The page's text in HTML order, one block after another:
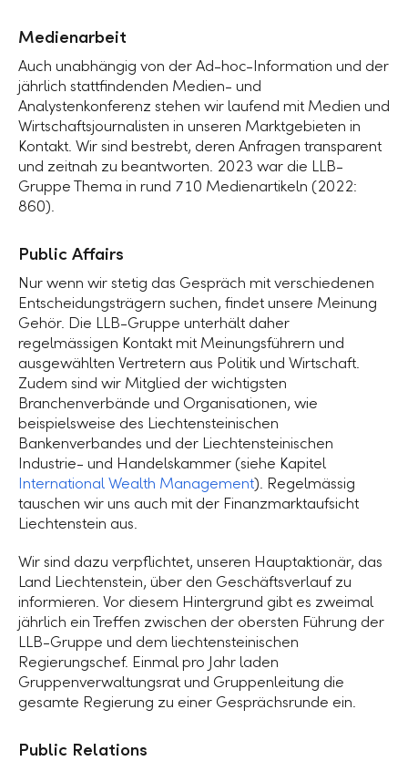
Medienarbeit
Auch unabhängig von der Ad-hoc-Information und der
jährlich stattfindenden Medien- und
Analystenkonferenz stehen wir laufend mit Medien und
Wirtschaftsjournalisten in unseren Marktgebieten in
Kontakt. Wir sind bestrebt, deren Anfragen transparent
und zeitnah zu beantworten. 2023 war die LLB-
Gruppe Thema in rund 710 Medienartikeln (2022:
860).
Public Affairs
Nur wenn wir stetig das Gespräch mit verschiedenen
Entscheidungsträgern suchen, findet unsere Meinung
Gehör. Die LLB-Gruppe unterhält daher
regelmässigen Kontakt mit Meinungsführern und
ausgewählten Vertretern aus Politik und Wirtschaft.
Zudem sind wir Mitglied der wichtigsten
Branchenverbände und Organisationen, wie
beispielsweise des Liechtensteinischen
Bankenverbandes und der Liechtensteinischen
Industrie- und Handelskammer (siehe Kapitel
International Wealth Management). Regelmässig
tauschen wir uns auch mit der Finanzmarktaufsicht
Liechtenstein aus.
Wir sind dazu verpflichtet, unseren Hauptaktionär, das
Land Liechtenstein, über den Geschäftsverlauf zu
informieren. Vor diesem Hintergrund gibt es zweimal
jährlich ein Treffen zwischen der obersten Führung der
LLB-Gruppe und dem liechtensteinischen
Regierungschef. Einmal pro Jahr laden
Gruppenverwaltungsrat und Gruppenleitung die
gesamte Regierung zu einer Gesprächsrunde ein.
Public Relations